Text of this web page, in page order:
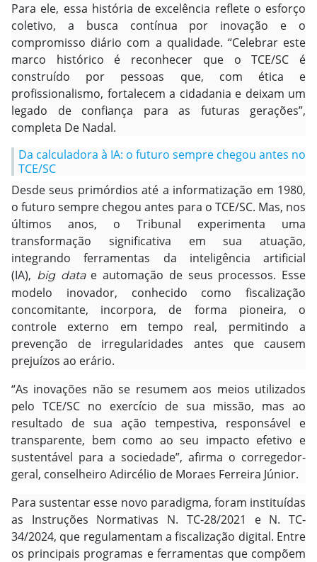
Para ele, essa história de excelência reflete o esforço
coletivo, a busca contínua por inovação e o
compromisso diário com a qualidade. “Celebrar este
marco histórico é reconhecer que o TCE/SC é
construído por pessoas que, com ética e
profissionalismo, fortalecem a cidadania e deixam um
legado de confiança para as futuras gerações”,
completa De Nadal.
Da calculadora à IA: o futuro sempre chegou antes no
TCE/SC
Desde seus primórdios até a informatização em 1980,
o futuro sempre chegou antes para o TCE/SC. Mas, nos
últimos anos, o Tribunal experimenta uma
transformação significativa em sua atuação,
integrando ferramentas da inteligência artificial
(IA), big data e automação de seus processos. Esse
modelo inovador, conhecido como fiscalização
concomitante, incorpora, de forma pioneira, o
controle externo em tempo real, permitindo a
prevenção de irregularidades antes que causem
prejuízos ao erário.
“As inovações não se resumem aos meios utilizados
pelo TCE/SC no exercício de sua missão, mas ao
resultado de sua ação tempestiva, responsável e
transparente, bem como ao seu impacto efetivo e
sustentável para a sociedade”, afirma o corregedor-
geral, conselheiro Adircélio de Moraes Ferreira Júnior.
Para sustentar esse novo paradigma, foram instituídas
as Instruções Normativas N. TC-28/2021 e N. TC-
34/2024, que regulamentam a fiscalização digital. Entre
os principais programas e ferramentas que compõem